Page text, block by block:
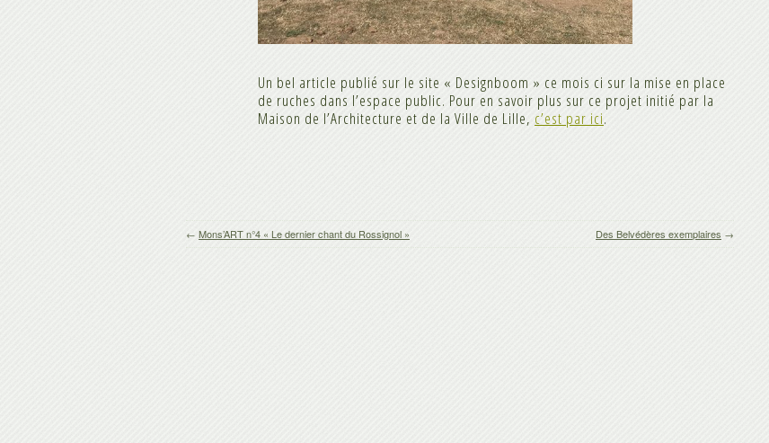
Un bel article publié sur le site « Designboom » ce mois ci sur la mise en place
de ruches dans l’espace public. Pour en savoir plus sur ce projet initié par la
Maison de l’Architecture et de la Ville de Lille, c’est par ici.
← Mons’ART n°4 « Le dernier chant du Rossignol » Des Belvédères exemplaires →